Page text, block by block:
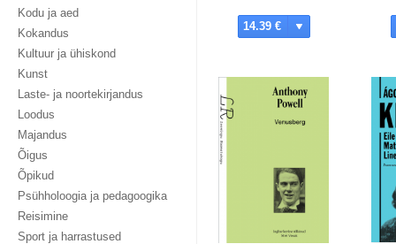
Kodu ja aed
Kokandus
Kultuur ja ühiskond
Kunst
Laste- ja noortekirjandus
Loodus
Majandus
Õigus
Õpikud
Psühholoogia ja pedagoogika
Reisimine
Sport ja harrastused
14.39 €